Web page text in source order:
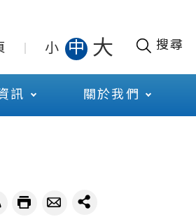
小 中 大 搜尋
訊 關於我們